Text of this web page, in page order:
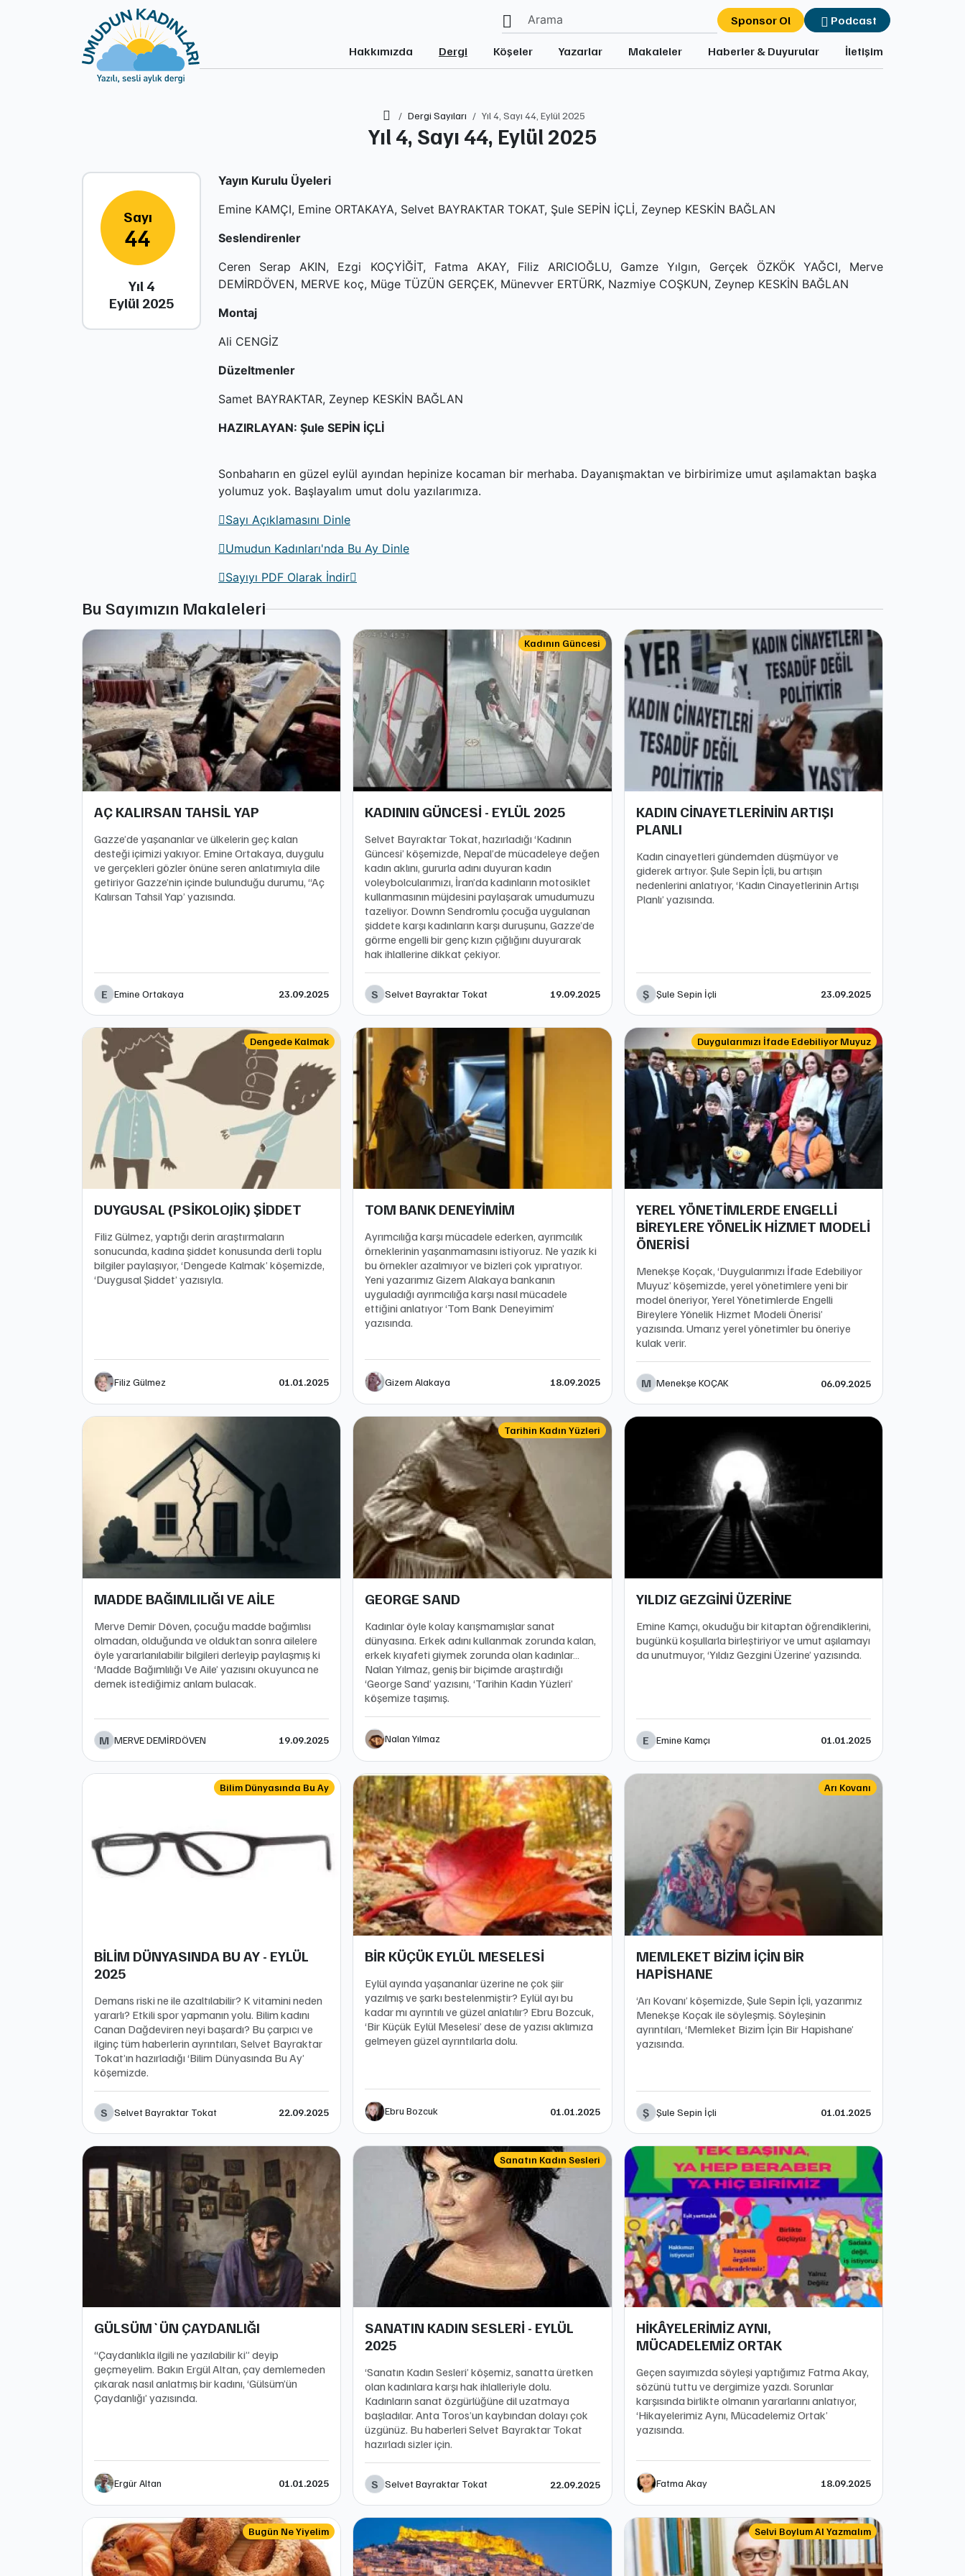
Sponsor Ol Podcast
Hakkımızda Dergi Köşeler Yazarlar Makaleler Haberler & Duyurular İletişim
Ana SayfaDergi Sayıları Yıl 4, Sayı 44, Eylül 2025
Yıl 4, Sayı 44, Eylül 2025
Sayı
44
Yıl 4
Eylül 2025
Yayın Kurulu Üyeleri
Emine KAMÇI, Emine ORTAKAYA, Selvet BAYRAKTAR TOKAT, Şule SEPİN İÇLİ, Zeynep KESKİN BAĞLAN
Seslendirenler
Ceren Serap AKIN, Ezgi KOÇYİĞİT, Fatma AKAY, Filiz ARICIOĞLU, Gamze Yılgın, Gerçek ÖZKÖK YAĞCI, Merve
DEMİRDÖVEN, MERVE koç, Müge TÜZÜN GERÇEK, Münevver ERTÜRK, Nazmiye COŞKUN, Zeynep KESKİN BAĞLAN
Montaj
Ali CENGİZ
Düzeltmenler
Samet BAYRAKTAR, Zeynep KESKİN BAĞLAN
HAZIRLAYAN: Şule SEPİN İÇLİ
Sonbaharın en güzel eylül ayından hepinize kocaman bir merhaba. Dayanışmaktan ve birbirimize umut aşılamaktan başka
yolumuz yok. Başlayalım umut dolu yazılarımıza.
Sayı Açıklamasını Dinle
Umudun Kadınları'nda Bu Ay Dinle
Sayıyı PDF Olarak İndir
Bu Sayımızın Makaleleri
AÇ KALIRSAN TAHSİL YAP
Gazze’de yaşananlar ve ülkelerin geç kalan
desteği içimizi yakıyor. Emine Ortakaya, duygulu
ve gerçekleri gözler önüne seren anlatımıyla dile
getiriyor Gazze’nin içinde bulunduğu durumu, “Aç
Kalırsan Tahsil Yap’ yazısında.
E Emine Ortakaya 23.09.2025
Kadının Güncesi
KADININ GÜNCESİ - EYLÜL 2025
Selvet Bayraktar Tokat, hazırladığı ‘Kadının
Güncesi’ köşemizde, Nepal’de mücadeleye değen
kadın aklını, gururla adını duyuran kadın
voleybolcularımızı, İran’da kadınların motosiklet
kullanmasının müjdesini paylaşarak umudumuzu
tazeliyor. Downn Sendromlu çocuğa uygulanan
şiddete karşı kadınların karşı duruşunu, Gazze’de
görme engelli bir genç kızın çığlığını duyurarak
hak ihlallerine dikkat çekiyor.
S Selvet Bayraktar Tokat 19.09.2025
KADIN CİNAYETLERİNİN ARTIŞI
PLANLI
Kadın cinayetleri gündemden düşmüyor ve
giderek artıyor. Şule Sepin İçli, bu artışın
nedenlerini anlatıyor, ‘Kadın Cinayetlerinin Artışı
Planlı’ yazısında.
Ş Şule Sepin İçli 23.09.2025
Dengede Kalmak
DUYGUSAL (PSİKOLOJİK) ŞİDDET
Filiz Gülmez, yaptığı derin araştırmaların
sonucunda, kadına şiddet konusunda derli toplu
bilgiler paylaşıyor, ‘Dengede Kalmak’ köşemizde,
‘Duygusal Şiddet’ yazısıyla.
Filiz Gülmez 01.01.2025
TOM BANK DENEYİMİM
Ayrımcılığa karşı mücadele ederken, ayrımcılık
örneklerinin yaşanmamasını istiyoruz. Ne yazık ki
bu örnekler azalmıyor ve bizleri çok yıpratıyor.
Yeni yazarımız Gizem Alakaya bankanın
uyguladığı ayrımcılığa karşı nasıl mücadele
ettiğini anlatıyor ‘Tom Bank Deneyimim’
yazısında.
Gizem Alakaya 18.09.2025
Duygularımızı İfade Edebiliyor Muyuz
YEREL YÖNETİMLERDE ENGELLİ
BİREYLERE YÖNELİK HİZMET MODELİ
ÖNERİSİ
Menekşe Koçak, ‘Duygularımızı İfade Edebiliyor
Muyuz’ köşemizde, yerel yönetimlere yeni bir
model öneriyor, Yerel Yönetimlerde Engelli
Bireylere Yönelik Hizmet Modeli Önerisi’
yazısında. Umarız yerel yönetimler bu öneriye
kulak verir.
M Menekşe KOÇAK 06.09.2025
MADDE BAĞIMLILIĞI VE AİLE
Merve Demir Döven, çocuğu madde bağımlısı
olmadan, olduğunda ve olduktan sonra ailelere
öyle yararlanılabilir bilgileri derleyip paylaşmış ki
‘Madde Bağımlılığı Ve Aile’ yazısını okuyunca ne
demek istediğimiz anlam bulacak.
M MERVE DEMİRDÖVEN 19.09.2025
Tarihin Kadın Yüzleri
GEORGE SAND
Kadınlar öyle kolay karışmamışlar sanat
dünyasına. Erkek adını kullanmak zorunda kalan,
erkek kıyafeti giymek zorunda olan kadınlar…
Nalan Yılmaz, geniş bir biçimde araştırdığı
‘George Sand’ yazısını, ‘Tarihin Kadın Yüzleri’
köşemize taşımış.
Nalan Yılmaz
YILDIZ GEZGİNİ ÜZERİNE
Emine Kamçı, okuduğu bir kitaptan öğrendiklerini,
bugünkü koşullarla birleştiriyor ve umut aşılamayı
da unutmuyor, ‘Yıldız Gezgini Üzerine’ yazısında.
E Emine Kamçı 01.01.2025
Bilim Dünyasında Bu Ay
BİLİM DÜNYASINDA BU AY - EYLÜL
2025
Demans riski ne ile azaltılabilir? K vitamini neden
yararlı? Etkili spor yapmanın yolu. Bilim kadını
Canan Dağdeviren neyi başardı? Bu çarpıcı ve
ilginç tüm haberlerin ayrıntıları, Selvet Bayraktar
Tokat’ın hazırladığı ‘Bilim Dünyasında Bu Ay’
köşemizde.
S Selvet Bayraktar Tokat 22.09.2025
BİR KÜÇÜK EYLÜL MESELESİ
Eylül ayında yaşananlar üzerine ne çok şiir
yazılmış ve şarkı bestelenmiştir? Eylül ayı bu
kadar mı ayrıntılı ve güzel anlatılır? Ebru Bozcuk,
‘Bir Küçük Eylül Meselesi’ dese de yazısı aklımıza
gelmeyen güzel ayrıntılarla dolu.
Ebru Bozcuk 01.01.2025
Arı Kovanı
MEMLEKET BİZİM İÇİN BİR
HAPİSHANE
‘Arı Kovanı’ köşemizde, Şule Sepin İçli, yazarımız
Menekşe Koçak ile söyleşmiş. Söyleşinin
ayrıntıları, ‘Memleket Bizim İçin Bir Hapishane’
yazısında.
Ş Şule Sepin İçli 01.01.2025
GÜLSÜM`ÜN ÇAYDANLIĞI
“Çaydanlıkla ilgili ne yazılabilir ki” deyip
geçmeyelim. Bakın Ergül Altan, çay demlemeden
çıkarak nasıl anlatmış bir kadını, ‘Gülsüm’ün
Çaydanlığı’ yazısında.
Ergür Altan 01.01.2025
Sanatın Kadın Sesleri
SANATIN KADIN SESLERİ - EYLÜL
2025
‘Sanatın Kadın Sesleri’ köşemiz, sanatta üretken
olan kadınlara karşı hak ihlalleriyle dolu.
Kadınların sanat özgürlüğüne dil uzatmaya
başladılar. Anta Toros’un kaybından dolayı çok
üzgünüz. Bu haberleri Selvet Bayraktar Tokat
hazırladı sizler için.
S Selvet Bayraktar Tokat 22.09.2025
HİKÂYELERİMİZ AYNI,
MÜCADELEMİZ ORTAK
Geçen sayımızda söyleşi yaptığımız Fatma Akay,
sözünü tuttu ve dergimize yazdı. Sorunlar
karşısında birlikte olmanın yararlarını anlatıyor,
‘Hikayelerimiz Aynı, Mücadelemiz Ortak’
yazısında.
Fatma Akay 18.09.2025
Bugün Ne Yiyelim Selvi Boylum Al Yazmalım